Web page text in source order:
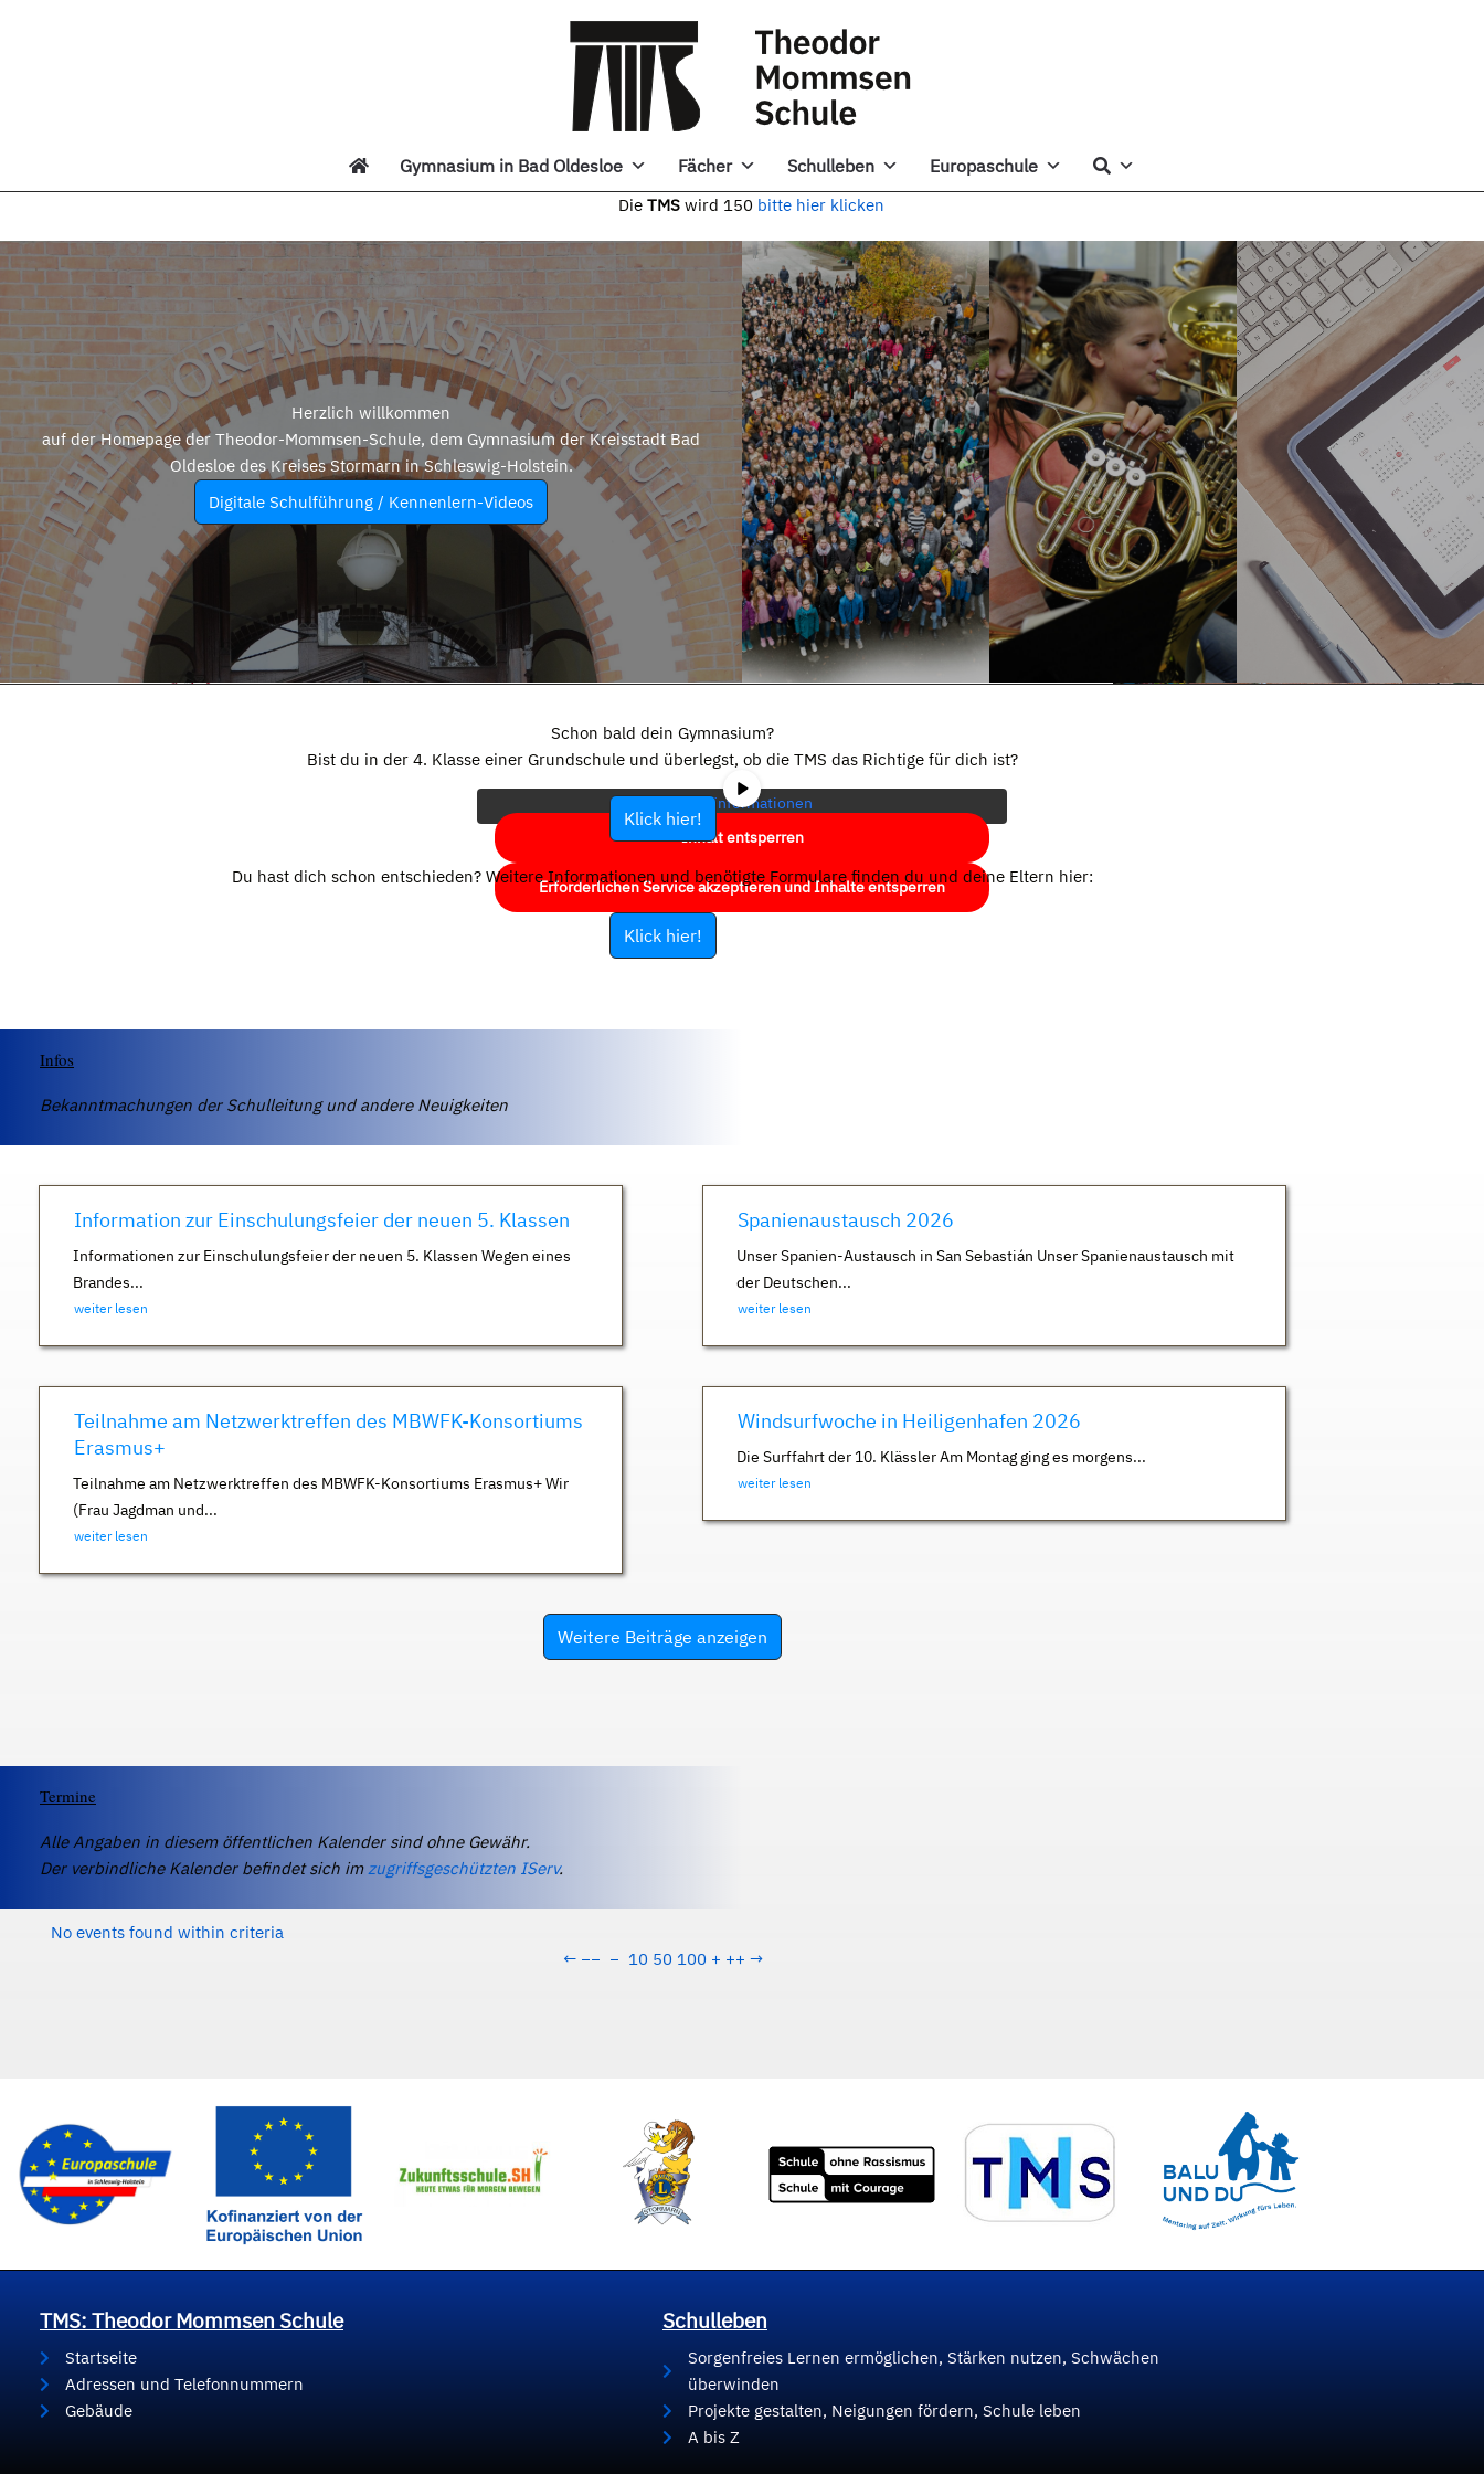
Gymnasium in Bad Oldesloe Fächer Schulleben Europaschule
Die TMS wird 150 bitte hier klicken
Herzlich willkommen
auf der Homepage der Theodor-Mommsen-Schule, dem Gymnasium der Kreisstadt Bad
Oldesloe des Kreises Stormarn in Schleswig-Holstein.
Digitale Schulführung / Kennenlern-Videos
eigentlichen Inhalt zuzugreifen, klicken Sie auf die Schaltfläche unten.
Bitte beachten Sie, dass dabei Daten an Drittanbieter weitergegeben
werden.
Mehr Informationen
Inhalt entsperren
Erforderlichen Service akzeptieren und Inhalte entsperren
Schon bald dein Gymnasium?
Bist du in der 4. Klasse einer Grundschule und überlegst, ob die TMS das Richtige für dich ist?
Klick hier!
Du hast dich schon entschieden? Weitere Informationen und benötigte Formulare finden du und deine Eltern hier:
Klick hier!
Infos
Bekanntmachungen der Schulleitung und andere Neuigkeiten
Information zur Einschulungsfeier der neuen 5. Klassen
Informationen zur Einschulungsfeier der neuen 5. Klassen Wegen eines
Brandes...
weiter lesen
Spanienaustausch 2026
Unser Spanien-Austausch in San Sebastián Unser Spanienaustausch mit
der Deutschen...
weiter lesen
Teilnahme am Netzwerktreffen des MBWFK-Konsortiums
Erasmus+
Teilnahme am Netzwerktreffen des MBWFK-Konsortiums Erasmus+ Wir
(Frau Jagdman und...
weiter lesen
Windsurfwoche in Heiligenhafen 2026
Die Surffahrt der 10. Klässler Am Montag ging es morgens...
weiter lesen
Weitere Beiträge anzeigen
Termine
Alle Angaben in diesem öffentlichen Kalender sind ohne Gewähr.
Der verbindliche Kalender befindet sich imzugriffsgeschützten IServ.
No events found within criteria
← −− − 10 50 100 + ++ →
TMS: Theodor Mommsen Schule
Startseite
Adressen und Telefonnummern
Gebäude
Schulleben
Sorgenfreies Lernen ermöglichen, Stärken nutzen, Schwächen
überwinden
Projekte gestalten, Neigungen fördern, Schule leben
A bis Z